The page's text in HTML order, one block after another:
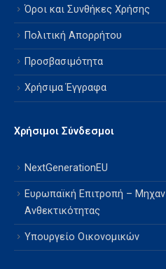
Όροι και Συνθήκες Χρήσης
Πολιτική Απορρήτου
Προσβασιμότητα
Χρήσιμα Έγγραφα
Χρήσιμοι Σύνδεσμοι
NextGenerationEU
Ευρωπαϊκή Επιτροπή –
Ανθεκτικότητας
Υπουργείο Οικονομικών